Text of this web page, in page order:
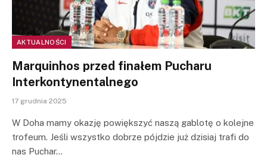
AKTUALNOŚCI
Marquinhos przed finałem Pucharu
Interkontynentalnego
17 grudnia 2025
W Doha mamy okazję powiększyć naszą gablotę o kolejne
trofeum. Jeśli wszystko dobrze pójdzie już dzisiaj trafi do
nas Puchar…